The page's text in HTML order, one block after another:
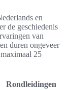
en
de geschiedenis
van
duren ongeveer
25
Rondleidingen